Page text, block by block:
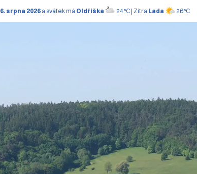
6. srpna 2026a svátek má Oldřiška 24°C | Zítra Lada 26°C